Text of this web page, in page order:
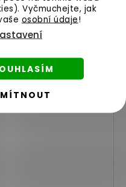
Vyčmuchejte, jak
osobní údaje!